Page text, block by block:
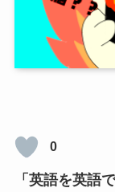
0
「英語を英語